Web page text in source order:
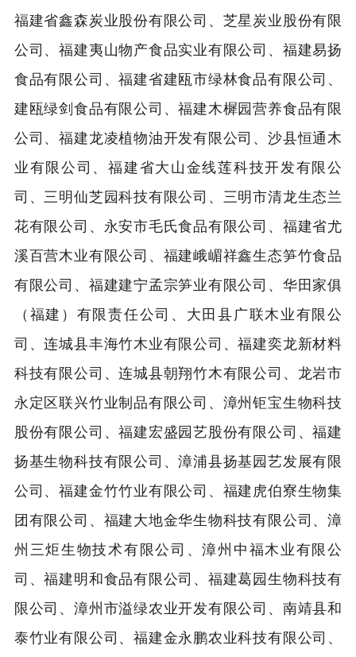
福建省鑫森炭业股份有限公司、芝星炭业股份有限
公司、福建夷山物产食品实业有限公司、福建易扬
食品有限公司、福建省建瓯市绿林食品有限公司、
建瓯绿剑食品有限公司、福建木樨园营养食品有限
公司、福建龙凌植物油开发有限公司、沙县恒通木
业有限公司、福建省大山金线莲科技开发有限公
司、三明仙芝园科技有限公司、三明市清龙生态兰
花有限公司、永安市毛氏食品有限公司、福建省尤
溪百营木业有限公司、福建峨嵋祥鑫生态笋竹食品
有限公司、福建建宁孟宗笋业有限公司、华田家俱
（福建）有限责任公司、大田县广联木业有限公
司、连城县丰海竹木业有限公司、福建奕龙新材料
科技有限公司、连城县朝翔竹木有限公司、龙岩市
永定区联兴竹业制品有限公司、漳州钜宝生物科技
股份有限公司、福建宏盛园艺股份有限公司、福建
扬基生物科技有限公司、漳浦县扬基园艺发展有限
公司、福建金竹竹业有限公司、福建虎伯寮生物集
团有限公司、福建大地金华生物科技有限公司、漳
州三炬生物技术有限公司、漳州中福木业有限公
司、福建明和食品有限公司、福建葛园生物科技有
限公司、漳州市溢绿农业开发有限公司、南靖县和
泰竹业有限公司、福建金永鹏农业科技有限公司、